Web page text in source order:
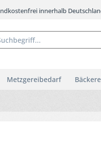
innerhalb
Metzgereibedarf